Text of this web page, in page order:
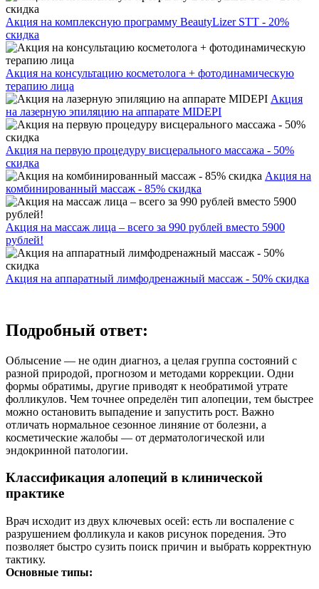
Акция на комплексную программу BeautyLizer STT - 20%
скидка
Акция на консультацию косметолога + фотодинамическую
терапию лица
Акция
на лазерную эпиляцию на аппарате MIDEPI
Акция на первую процедуру висцерального массажа - 50%
скидка
Акция на
комбинированный массаж - 85% скидка
Акция на массаж лица – всего за 990 рублей вместо 5900
рублей!
Акция на аппаратный лимфодренажный массаж - 50% скидка
Подробный ответ:
Облысение — не один диагноз, а целая группа состояний с
разной природой, прогнозом и методами коррекции. Одни
формы обратимы, другие приводят к необратимой утрате
фолликулов. Чем точнее определён тип алопеции, тем быстрее
можно остановить выпадение и запустить рост. Важно
отличать нормальное сезонное линяние от болезни, а
косметические жалобы — от дерматологической или
эндокринной патологии.
Классификация алопеций в клинической
практике
Врач исходит из двух ключевых осей: есть ли воспаление с
разрушением фолликула и каков рисунок поредения. Это
позволяет быстро сузить поиск причин и выбрать корректную
тактику.
Основные типы: